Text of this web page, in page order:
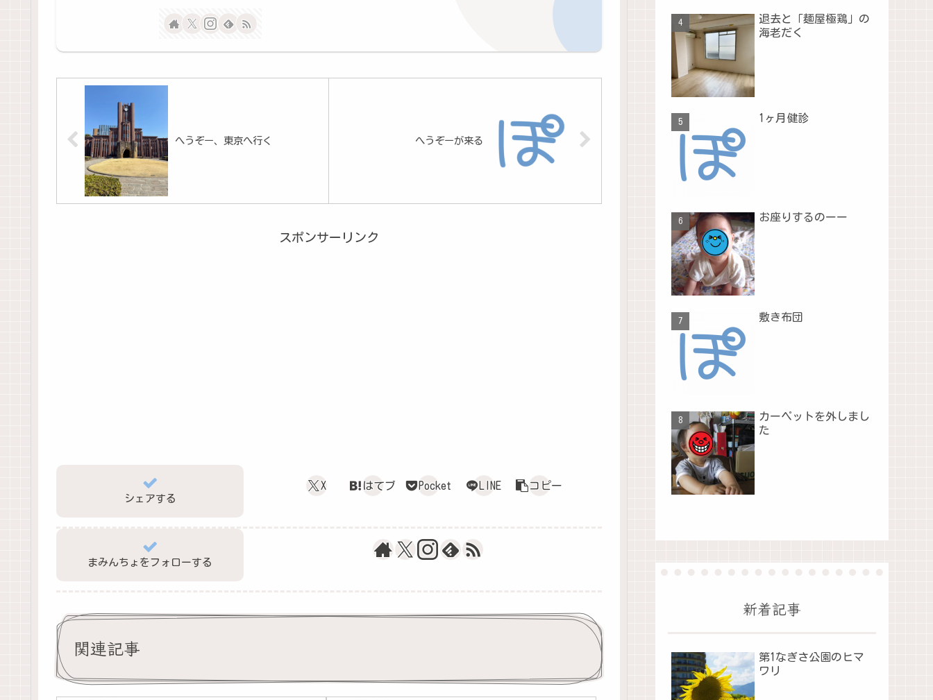
へうぞー、東京へ行く へうぞーが来る
スポンサーリンク
シェアする
X はてブ Pocket LINE コピー
まみんちょをフォローする
関連記事
退去と「麺屋極鶏」の
海老だく
1ヶ月健診
お座りするのーー
敷き布団
カーペットを外しまし
た
新着記事
第1なぎさ公園のヒマ
ワリ